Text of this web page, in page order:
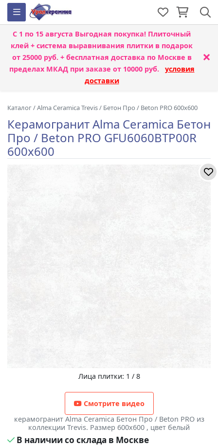
С 1 по 15 августа Выгодная покупка! Плиточный
клей + система выравнивания плитки в подарок
от 25000 руб. + бесплатная доставка по Москве в
пределах МКАД при заказе от 10000 руб. условия
доставки
×
Каталог/Alma Ceramica Trevis/ Бетон Про / Beton PRO 600x600
Керамогранит Alma Ceramica Бетон
Про / Beton PRO GFU6060BTP00R
600x600
Лица плитки: 1 / 8
Смотрите видео
керамогранит Alma Ceramica Бетон Про / Beton PRO из
коллекции Trevis. Размер 600x600 , цвет белый
В наличии со склада в Москве